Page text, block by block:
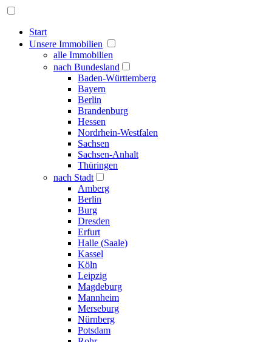
Start
Unsere Immobilien
alle Immobilien
nach Bundesland
Baden-Württemberg
Bayern
Berlin
Brandenburg
Hessen
Nordrhein-Westfalen
Sachsen
Sachsen-Anhalt
Thüringen
nach Stadt
Amberg
Berlin
Burg
Dresden
Erfurt
Halle (Saale)
Kassel
Köln
Leipzig
Magdeburg
Mannheim
Merseburg
Nürnberg
Potsdam